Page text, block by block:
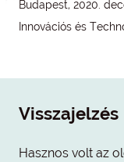
Budapest, 2020.
Innovációs és
Visszajelzés
Hasznos volt az